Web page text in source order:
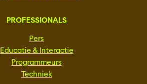
PROFESSIONALS
Pers
Educatie & Interactie
Programmeurs
Techniek